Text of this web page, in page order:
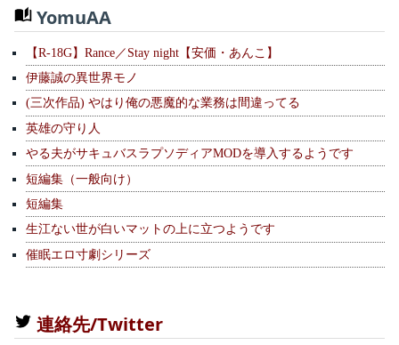
YomuAA
【R-18G】Rance／Stay night【安価・あんこ】
伊藤誠の異世界モノ
(三次作品) やはり俺の悪魔的な業務は間違ってる
英雄の守り人
やる夫がサキュバスラプソディアMODを導入するようです
短編集（一般向け）
短編集
生江ない世が白いマットの上に立つようです
催眠エロ寸劇シリーズ
連絡先/Twitter